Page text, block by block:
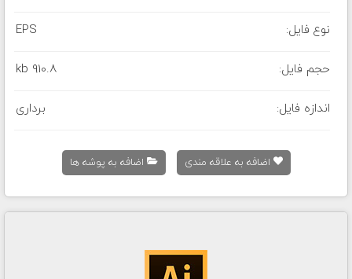
نوع فایل: EPS
حجم فایل: 910.8 kb
اندازه فایل: برداری
اضافه به علاقه مندی اضافه به پوشه ها